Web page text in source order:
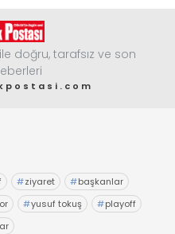
doğru, tarafsız ve son
#ziyaret #başkanlar
#yusuf tokuş #playoff